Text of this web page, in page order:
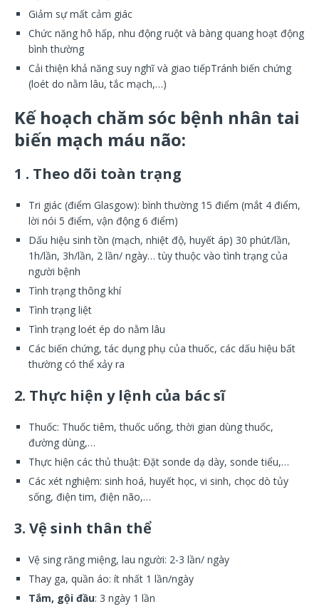
Giảm sự mất cảm giác
Chức năng hô hấp, nhu động ruột và bàng quang hoạt động
bình thường
Cải thiện khả năng suy nghĩ và giao tiếpTránh biến chứng
(loét do nằm lâu, tắc mạch,…)
Kế hoạch chăm sóc bệnh nhân tai
biến mạch máu não:
1 . Theo dõi toàn trạng
Tri giác (điểm Glasgow): bình thường 15 điểm (mắt 4 điểm,
lời nói 5 điểm, vận động 6 điểm)
Dấu hiệu sinh tồn (mạch, nhiệt độ, huyết áp) 30 phút/lần,
1h/lần, 3h/lần, 2 lần/ ngày… tùy thuộc vào tình trạng của
người bệnh
Tình trạng thông khí
Tình trạng liệt
Tình trạng loét ép do nằm lâu
Các biến chứng, tác dụng phụ của thuốc, các dấu hiệu bất
thường có thể xảy ra
2. Thực hiện y lệnh của bác sĩ
Thuốc: Thuốc tiêm, thuốc uống, thời gian dùng thuốc,
đường dùng,…
Thực hiện các thủ thuật: Đặt sonde dạ dày, sonde tiểu,…
Các xét nghiệm: sinh hoá, huyết học, vi sinh, chọc dò tủy
sống, điện tim, điện não,…
3. Vệ sinh thân thể
Vệ sing răng miệng, lau người: 2-3 lần/ ngày
Thay ga, quần áo: ít nhất 1 lần/ngày
Tắm, gội đầu: 3 ngày 1 lần